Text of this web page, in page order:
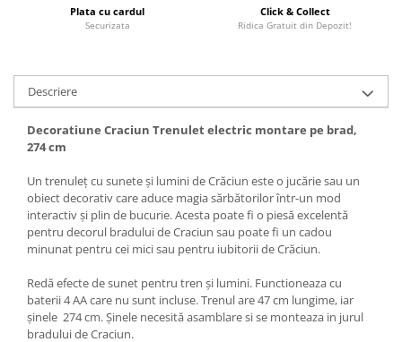
Plata cu cardul
Securizata
Click & Collect
Ridica Gratuit din Depozit!
Descriere
Decoratiune Craciun Trenulet electric montare pe brad,
274 cm
Un trenuleț cu sunete și lumini de Crăciun este o jucărie sau un
obiect decorativ care aduce magia sărbătorilor într-un mod
interactiv și plin de bucurie. Acesta poate fi o piesă excelentă
pentru decorul bradului de Craciun sau poate fi un cadou
minunat pentru cei mici sau pentru iubitorii de Crăciun.
Redă efecte de sunet pentru tren și lumini. Functioneaza cu
baterii 4 AA care nu sunt incluse. Trenul are 47 cm lungime, iar
șinele 274 cm. Șinele necesită asamblare si se monteaza in jurul
bradului de Craciun.